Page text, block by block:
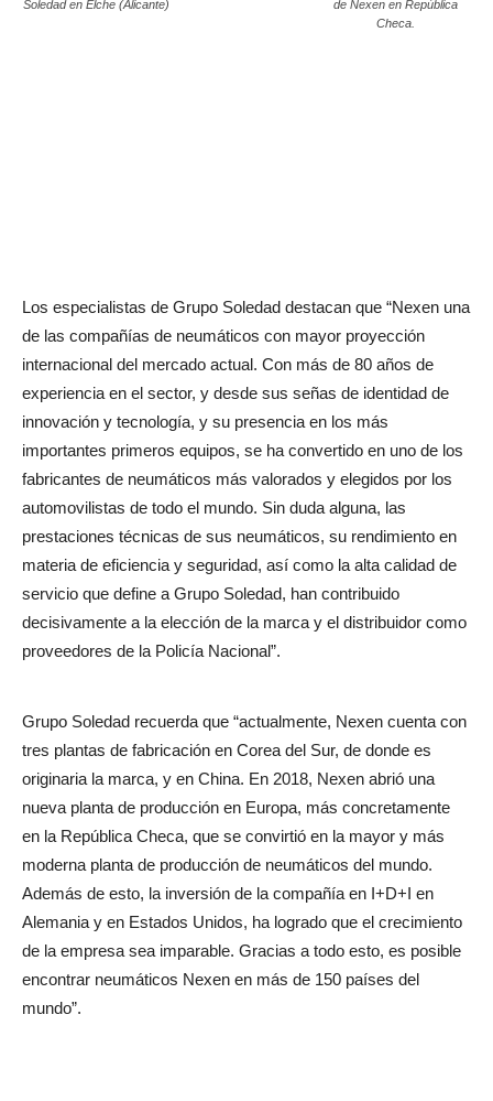
Soledad en Elche (Alicante)
de Nexen en República
Checa.
Los especialistas de Grupo Soledad destacan que “Nexen una
de las compañías de neumáticos con mayor proyección
internacional del mercado actual. Con más de 80 años de
experiencia en el sector, y desde sus señas de identidad de
innovación y tecnología, y su presencia en los más
importantes primeros equipos, se ha convertido en uno de los
fabricantes de neumáticos más valorados y elegidos por los
automovilistas de todo el mundo. Sin duda alguna, las
prestaciones técnicas de sus neumáticos, su rendimiento en
materia de eficiencia y seguridad, así como la alta calidad de
servicio que define a Grupo Soledad, han contribuido
decisivamente a la elección de la marca y el distribuidor como
proveedores de la Policía Nacional”.
Grupo Soledad recuerda que “actualmente, Nexen cuenta con
tres plantas de fabricación en Corea del Sur, de donde es
originaria la marca, y en China. En 2018, Nexen abrió una
nueva planta de producción en Europa, más concretamente
en la República Checa, que se convirtió en la mayor y más
moderna planta de producción de neumáticos del mundo.
Además de esto, la inversión de la compañía en I+D+I en
Alemania y en Estados Unidos, ha logrado que el crecimiento
de la empresa sea imparable. Gracias a todo esto, es posible
encontrar neumáticos Nexen en más de 150 países del
mundo”.